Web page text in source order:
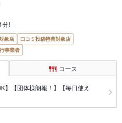
分!
象店
口コミ投稿特典対象店
事業者
コース
】【団体様朗報！】【毎日使え